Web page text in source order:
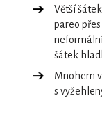
Větší
pareo
šátek
Mnohem
s